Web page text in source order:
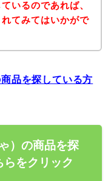
いるのであれば、
てみてはいかがで
品を探している方
）の商品を探
らをクリック